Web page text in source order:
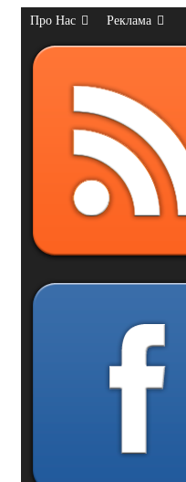
Про Нас Реклама